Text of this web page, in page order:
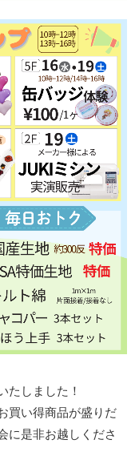
たしました！
買い得商品が盛りだ
に是非お越しくださ